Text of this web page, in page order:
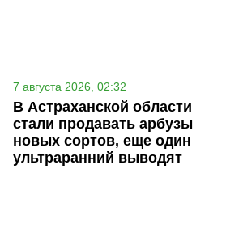
7 августа 2026, 02:32
В Астраханской области
стали продавать арбузы
новых сортов, еще один
ультраранний выводят